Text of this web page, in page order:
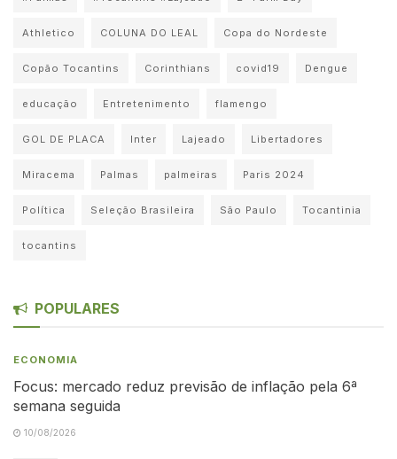
Athletico COLUNA DO LEAL Copa do Nordeste
Copão Tocantins Corinthians covid19 Dengue
educação Entretenimento flamengo
GOL DE PLACA Inter Lajeado Libertadores
Miracema Palmas palmeiras Paris 2024
Política Seleção Brasileira São Paulo Tocantinia
tocantins
POPULARES
ECONOMIA
Focus: mercado reduz previsão de inflação pela 6ª
semana seguida
10/08/2026